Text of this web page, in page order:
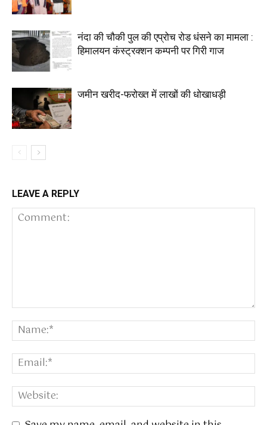
नंदा की चौकी पुल की एप्रोच रोड धंसने का मामला :
हिमालयन कंस्ट्रक्शन कम्पनी पर गिरी गाज
जमीन खरीद-फरोख्त में लाखों की धोखाधड़ी
LEAVE A REPLY